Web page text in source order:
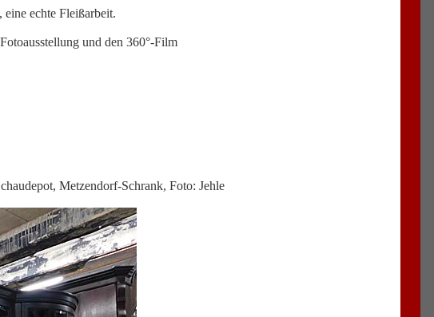
echte Fleißarbeit.
und den 360°-Film
Metzendorf-Schrank, Foto: Jehle